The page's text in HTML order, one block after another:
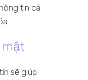
tin cá
mật
sẽ giúp